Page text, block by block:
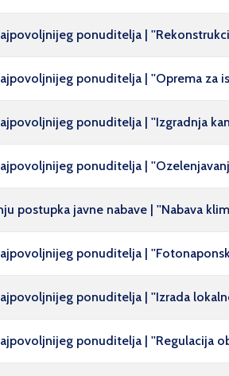
ponuditelja |
ponuditelja | ''Oprema za
ponuditelja | ''Izgradnja
ponuditelja |
postupka javne nabave | ''Nabava
ponuditelja |
ponuditelja | ''Izrada
ponuditelja | ''Regulacija